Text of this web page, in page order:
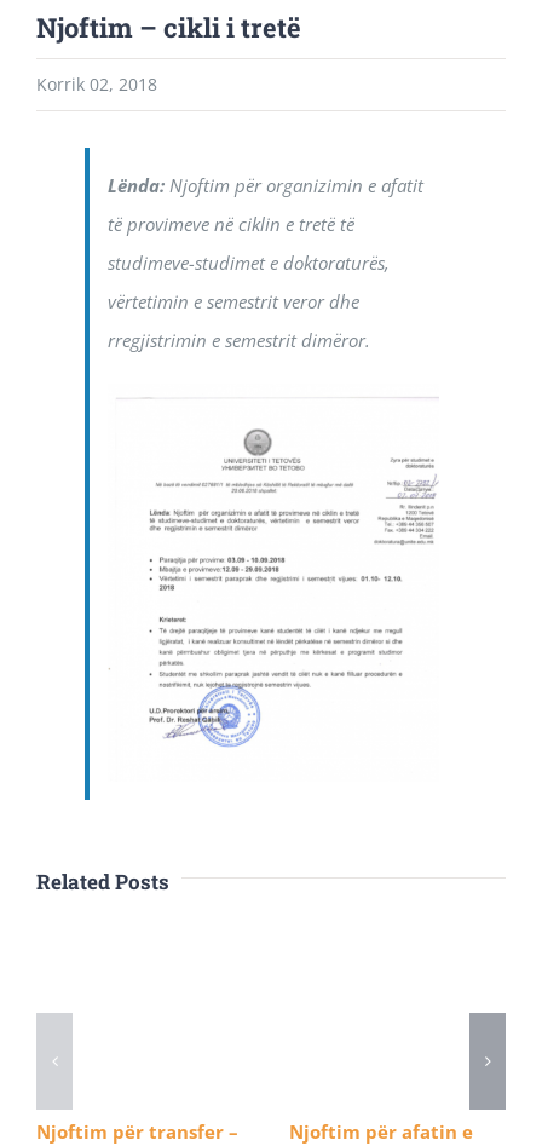
Njoftim – cikli i tretë
Korrik 02, 2018
Lënda: Njoftim për organizimin e afatit
të provimeve në ciklin e tretë të
studimeve-studimet e doktoraturës,
vërtetimin e semestrit veror dhe
rregjistrimin e semestrit dimëror.
Related Posts
Njoftim për transfer –
Njoftim për afatin e